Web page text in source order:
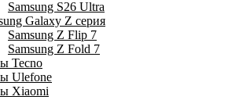
Samsung S26 Ultra
Galaxy Z серия
Samsung Z Flip 7
Samsung Z Fold 7
Tecno
Ulefone
Xiaomi